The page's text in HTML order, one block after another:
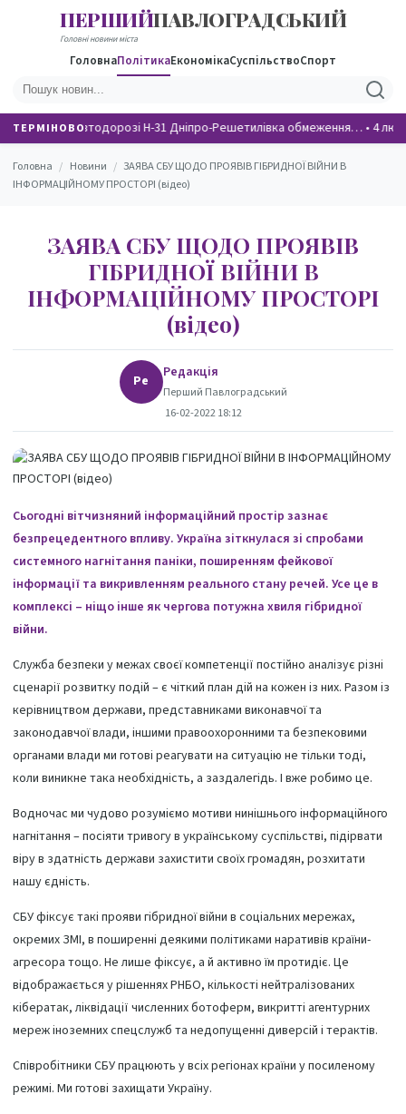
ПЕРШИЙПАВЛОГРАДСЬКИЙ
Головні новини міста
ГоловнаПолітикаЕкономікаСуспільствоСпорт
ТЕРМІНОВОНа автодорозі Н-31 Дніпро-Решетилівка обмеження… •4
Головна / Новини / ЗАЯВА СБУ ЩОДО ПРОЯВІВ ГІБРИДНОЇ ВІЙНИ В
ІНФОРМАЦІЙНОМУ ПРОСТОРІ (відео)
ЗАЯВА СБУ ЩОДО ПРОЯВІВ
ГІБРИДНОЇ ВІЙНИ В
ІНФОРМАЦІЙНОМУ ПРОСТОРІ
(відео)
Ре Редакція
Перший Павлоградський
16-02-2022 18:12
Сьогодні вітчизняний інформаційний простір зазнає
безпрецедентного впливу. Україна зіткнулася зі спробами
системного нагнітання паніки, поширенням фейкової
інформації та викривленням реального стану речей. Усе це в
комплексі – ніщо інше як чергова потужна хвиля гібридної
війни.
Служба безпеки у межах своєї компетенції постійно аналізує різні
сценарії розвитку подій – є чіткий план дій на кожен із них. Разом із
керівництвом держави, представниками виконавчої та
законодавчої влади, іншими правоохоронними та безпековими
органами влади ми готові реагувати на ситуацію не тільки тоді,
коли виникне така необхідність, а заздалегідь. І вже робимо це.
Водночас ми чудово розуміємо мотиви нинішнього інформаційного
нагнітання – посіяти тривогу в українському суспільстві, підірвати
віру в здатність держави захистити своїх громадян, розхитати
нашу єдність.
СБУ фіксує такі прояви гібридної війни в соціальних мережах,
окремих ЗМІ, в поширенні деякими політиками наративів країни-
агресора тощо. Не лише фіксує, а й активно їм протидіє. Це
відображається у рішеннях РНБО, кількості нейтралізованих
кібератак, ліквідації численних ботоферм, викритті агентурних
мереж іноземних спецслужб та недопущенні диверсій і терактів.
Співробітники СБУ працюють у всіх регіонах країни у посиленому
режимі. Ми готові захищати Україну.